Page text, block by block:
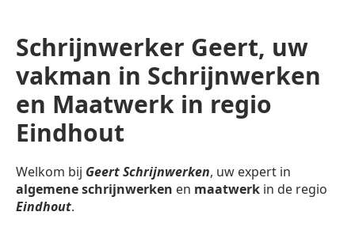
Schrijnwerker Geert, uw
vakman in Schrijnwerken
en Maatwerk in regio
Eindhout
Welkom bij Geert Schrijnwerken, uw expert in
algemene schrijnwerken en maatwerk in de regio
Eindhout.